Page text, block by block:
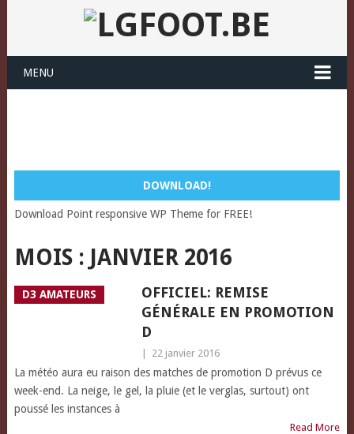
MENU
DOWNLOAD!
Download Point responsive WP Theme for FREE!
MOIS : JANVIER 2016
D3 AMATEURS
OFFICIEL: REMISE
GÉNÉRALE EN PROMOTION
D
22 janvier 2016
La météo aura eu raison des matches de promotion D prévus ce
week-end. La neige, le gel, la pluie (et le verglas, surtout) ont
poussé les instances à
Read More